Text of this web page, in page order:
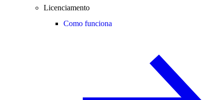
Licenciamento
Como funciona